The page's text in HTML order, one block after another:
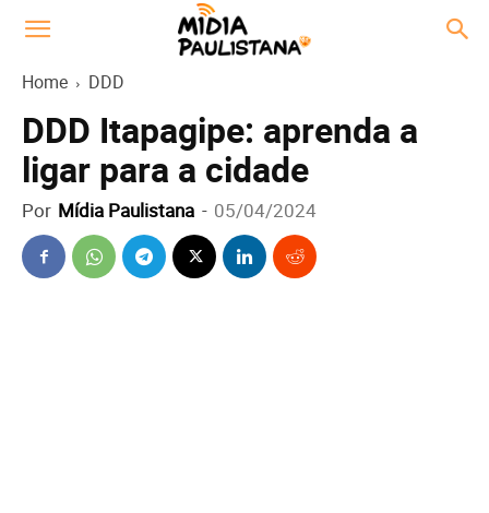
Home DDD
DDD Itapagipe: aprenda a
ligar para a cidade
Por Mídia Paulistana - 05/04/2024